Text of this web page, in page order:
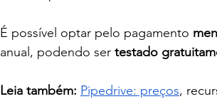
É possível optar pelo pagamento
anual, podendo ser testado
Leia também: Pipedrive: preços,